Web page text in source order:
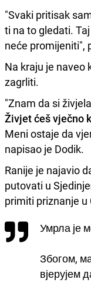
"Svaki pritisak
ti na to gledati.
neće promijeniti",
Na kraju je naveo
zagrliti.
"Znam da si
Živjet ćeš vječno
Meni ostaje da
napisao je Dodik.
Ranije je najavio
putovati u
primiti priznanje u
Умрла је
Збогом,
вјерујем